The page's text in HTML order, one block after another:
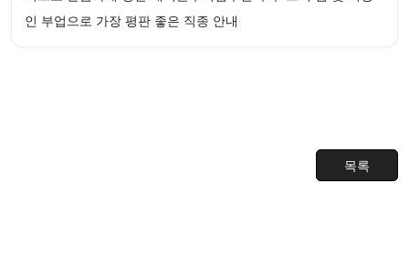
인 부업으로 가장 평판 좋은 직종 안내
목록